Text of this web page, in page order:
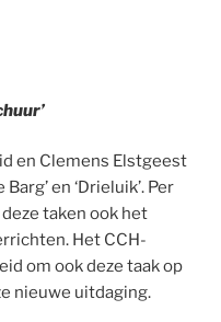
en Clemens Elstgeest
en ‘Drieluik’. Per
taken ook het
Het CCH-
om ook deze taak op
nieuwe uitdaging.